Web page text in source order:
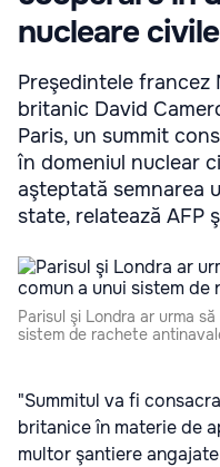
nucleare civile
Preşedintele francez
britanic David
Paris, un summit
în domeniul nuclear
aşteptată semnarea
state, relatează AFP
Parisul şi Londra ar urma
sistem de rachete
"Summitul va fi
britanice în materie de
multor şantiere